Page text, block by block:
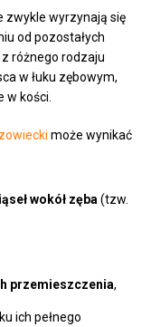
zwykle wyrzynają się
od pozostałych
różnego rodzaju
w łuku zębowym,
w kości.
może wynikać
wokół zęba (tzw.
przemieszczenia,
ich pełnego